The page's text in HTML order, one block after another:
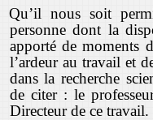
Qu’il nous soit
personne dont la
apporté de moments
l’ardeur au travail et
dans la recherche
de citer : le
Directeur de ce travail.